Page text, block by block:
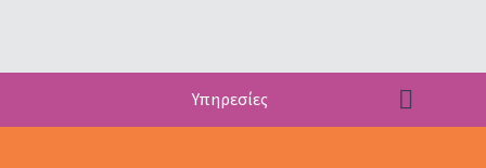
Υπηρεσίες